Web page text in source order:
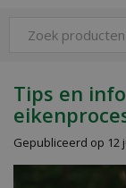
Tips en
Gepubliceerd op 12